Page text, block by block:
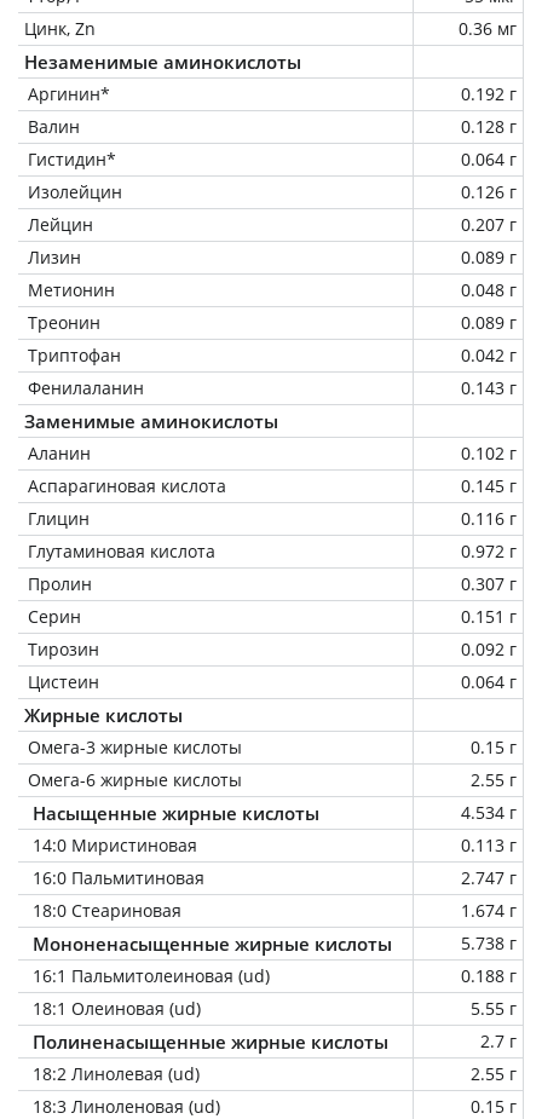
Цинк, Zn
0.36 мг
Незаменимые аминокислоты
Аргинин*
0.192 г
Валин
0.128 г
Гистидин*
0.064 г
Изолейцин
0.126 г
Лейцин
0.207 г
Лизин
0.089 г
Метионин
0.048 г
Треонин
0.089 г
Триптофан
0.042 г
Фенилаланин
0.143 г
Заменимые аминокислоты
Аланин
0.102 г
Аспарагиновая кислота
0.145 г
Глицин
0.116 г
Глутаминовая кислота
0.972 г
Пролин
0.307 г
Серин
0.151 г
Тирозин
0.092 г
Цистеин
0.064 г
Жирные кислоты
Омега-3 жирные кислоты
0.15 г
Омега-6 жирные кислоты
2.55 г
Насыщенные жирные кислоты
4.534 г
14:0 Миристиновая
0.113 г
16:0 Пальмитиновая
2.747 г
18:0 Стеариновая
1.674 г
Мононенасыщенные жирные кислоты
5.738 г
16:1 Пальмитолеиновая (ud)
0.188 г
18:1 Олеиновая (ud)
5.55 г
Полиненасыщенные жирные кислоты
2.7 г
18:2 Линолевая (ud)
2.55 г
18:3 Линоленовая (ud)
0.15 г